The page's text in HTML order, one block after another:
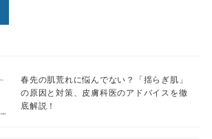
春先の肌荒れに悩んでない？「揺らぎ肌」
の原因と対策、皮膚科医のアドバイスを徹
底解説！